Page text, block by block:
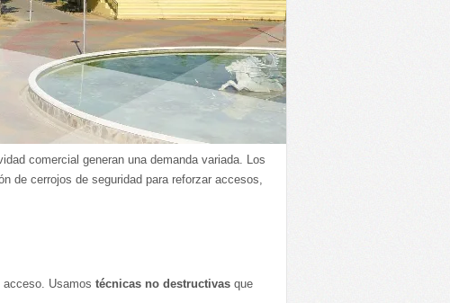
comercial generan una demanda variada. Los
de cerrojos de seguridad para reforzar accesos,
Usamos técnicas no destructivas que